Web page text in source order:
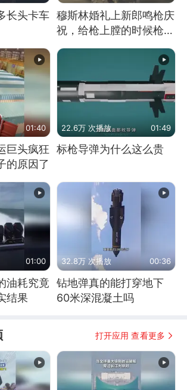
长头卡车 穆斯林婚礼上新郎鸣枪庆
祝，给枪上膛的时候枪口
竟然对着孩子
01:40
巨头疯狂
的原因了
22.6万 次播放 01:49
标枪导弹为什么这么贵
01:00
油耗究竟
结果
32.8万 次播放 00:36
钻地弹真的能打穿地下
60米深混凝土吗
打开应用 查看更多